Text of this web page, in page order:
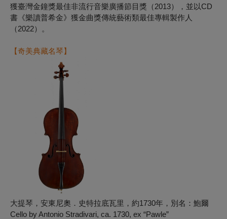
獲臺灣金鐘獎最佳非流行音樂廣播節目獎（2013），並以CD
書《樂讀普希金》獲金曲獎傳統藝術類最佳專輯製作人
（2022）。
【奇美典藏名琴】
大提琴，安東尼奧．史特拉底瓦里，約1730年，別名：鮑爾
Cello by Antonio Stradivari, ca. 1730, ex “Pawle”